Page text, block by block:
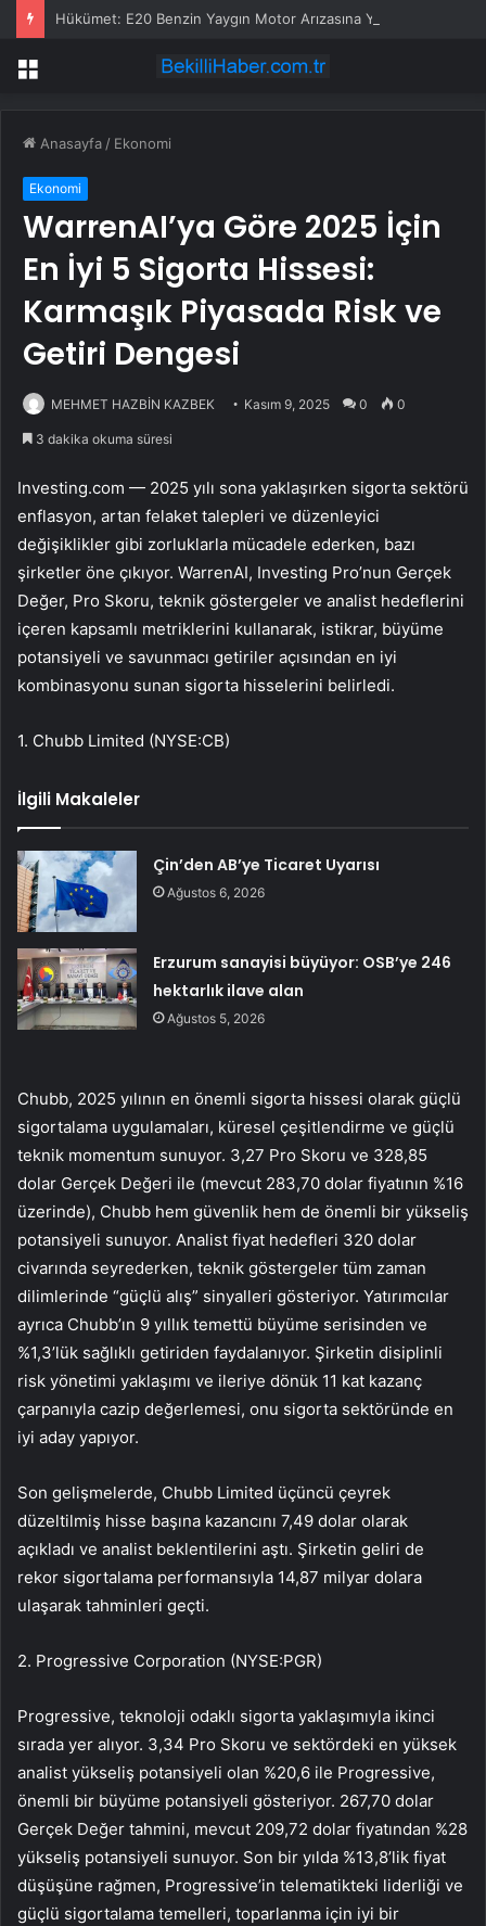
Hükümet: E20 Benzin Yaygın Motor Arızasına Yol Açmadı
Menü
Anasayfa / Ekonomi
Ekonomi
WarrenAI’ya Göre 2025 İçin
En İyi 5 Sigorta Hissesi:
Karmaşık Piyasada Risk ve
Getiri Dengesi
MEHMET HAZBİN KAZBEK Kasım 9, 2025 0 0
3 dakika okuma süresi
Investing.com — 2025 yılı sona yaklaşırken sigorta sektörü
enflasyon, artan felaket talepleri ve düzenleyici
değişiklikler gibi zorluklarla mücadele ederken, bazı
şirketler öne çıkıyor. WarrenAI, Investing Pro’nun Gerçek
Değer, Pro Skoru, teknik göstergeler ve analist hedeflerini
içeren kapsamlı metriklerini kullanarak, istikrar, büyüme
potansiyeli ve savunmacı getiriler açısından en iyi
kombinasyonu sunan sigorta hisselerini belirledi.
1. Chubb Limited (NYSE:CB)
İlgili Makaleler
Çin’den AB’ye Ticaret Uyarısı
Ağustos 6, 2026
Erzurum sanayisi büyüyor: OSB’ye 246
hektarlık ilave alan
Ağustos 5, 2026
Chubb, 2025 yılının en önemli sigorta hissesi olarak güçlü
sigortalama uygulamaları, küresel çeşitlendirme ve güçlü
teknik momentum sunuyor. 3,27 Pro Skoru ve 328,85
dolar Gerçek Değeri ile (mevcut 283,70 dolar fiyatının %16
üzerinde), Chubb hem güvenlik hem de önemli bir yükseliş
potansiyeli sunuyor. Analist fiyat hedefleri 320 dolar
civarında seyrederken, teknik göstergeler tüm zaman
dilimlerinde “güçlü alış” sinyalleri gösteriyor. Yatırımcılar
ayrıca Chubb’ın 9 yıllık temettü büyüme serisinden ve
%1,3’lük sağlıklı getiriden faydalanıyor. Şirketin disiplinli
risk yönetimi yaklaşımı ve ileriye dönük 11 kat kazanç
çarpanıyla cazip değerlemesi, onu sigorta sektöründe en
iyi aday yapıyor.
Son gelişmelerde, Chubb Limited üçüncü çeyrek
düzeltilmiş hisse başına kazancını 7,49 dolar olarak
açıkladı ve analist beklentilerini aştı. Şirketin geliri de
rekor sigortalama performansıyla 14,87 milyar dolara
ulaşarak tahminleri geçti.
2. Progressive Corporation (NYSE:PGR)
Progressive, teknoloji odaklı sigorta yaklaşımıyla ikinci
sırada yer alıyor. 3,34 Pro Skoru ve sektördeki en yüksek
analist yükseliş potansiyeli olan %20,6 ile Progressive,
önemli bir büyüme potansiyeli gösteriyor. 267,70 dolar
Gerçek Değer tahmini, mevcut 209,72 dolar fiyatından %28
yükseliş potansiyeli sunuyor. Son bir yılda %13,8’lik fiyat
düşüşüne rağmen, Progressive’in telematikteki liderliği ve
güçlü sigortalama temelleri, toparlanma için iyi bir